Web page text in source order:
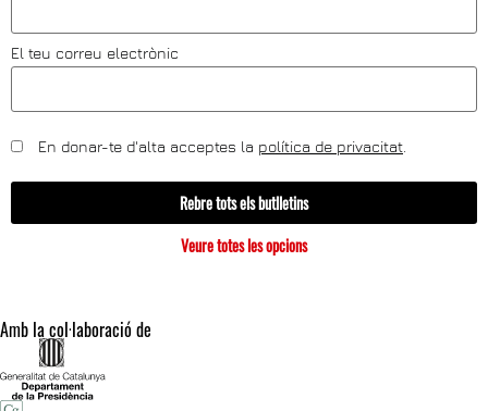
El teu correu electrònic
En donar-te d'alta acceptes la política de privacitat
Rebre tots els butlletins
Veure totes les opcions
Amb la col·laboració de